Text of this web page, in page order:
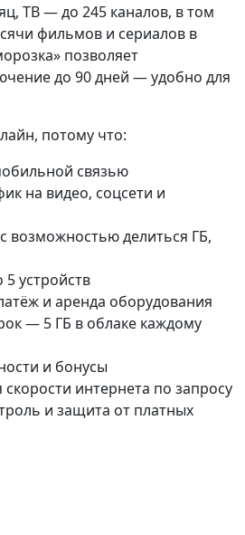
ТВ — до 245 каналов, в том
фильмов и сериалов в
позволяет
до 90 дней — удобно для
потому что:
связью
на видео, соцсети и
возможностью делиться ГБ,
устройств
и аренда оборудования
— 5 ГБ в облаке каждому
и бонусы
скорости интернета по запросу
и защита от платных